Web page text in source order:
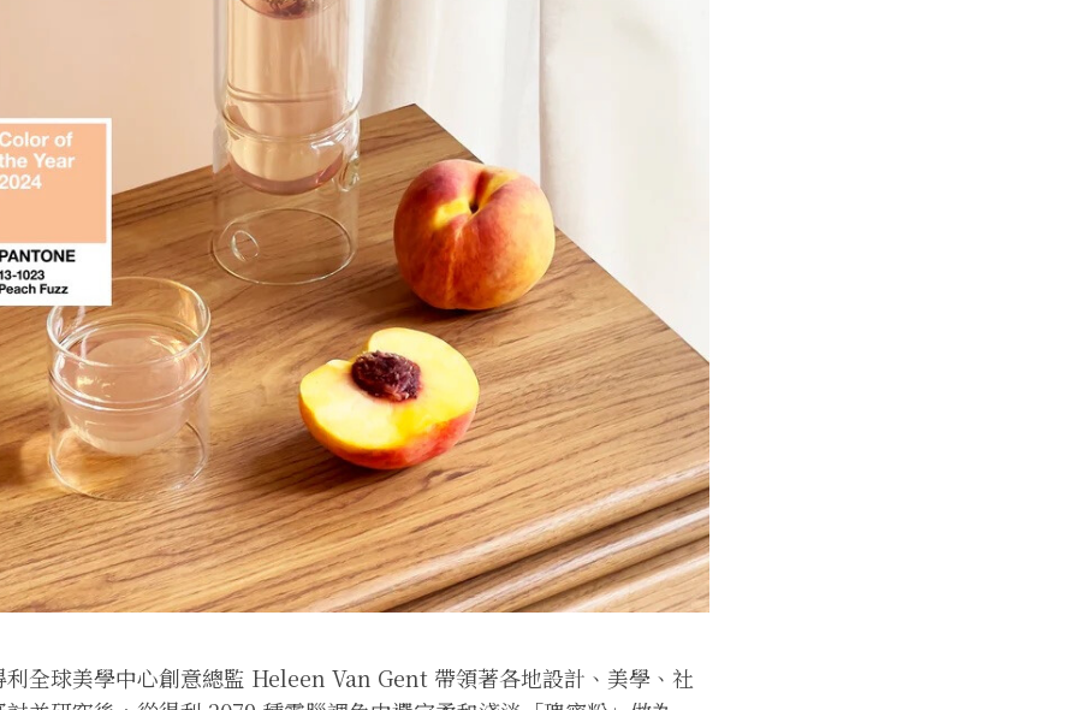
全球美學中心創意總監 Heleen Van Gent 帶領著各地設計、美學、社